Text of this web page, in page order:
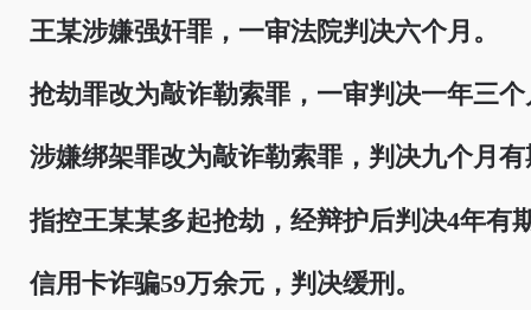
王某涉嫌强奸罪，一审法院判决六个月。
抢劫罪改为敲诈勒索罪，一审判决一年三个
涉嫌绑架罪改为敲诈勒索罪，判决九个月
指控王某某多起抢劫，经辩护后判决4年有
信用卡诈骗59万余元，判决缓刑。